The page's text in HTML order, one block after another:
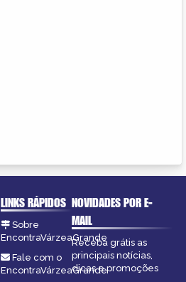
LINKS RÁPIDOS
Sobre
EncontraVárzeaGrande
Fale com o
EncontraVárzeaGrande
NOVIDADES POR E-
MAIL
Receba grátis as
principais notícias,
dicas e promoções